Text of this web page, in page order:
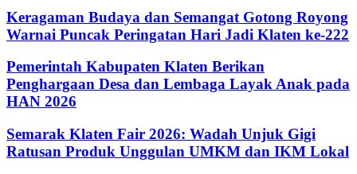
Keragaman Budaya dan Semangat Gotong Royong
Warnai Puncak Peringatan Hari Jadi Klaten ke-222
Pemerintah Kabupaten Klaten Berikan
Penghargaan Desa dan Lembaga Layak Anak pada
HAN 2026
Semarak Klaten Fair 2026: Wadah Unjuk Gigi
Ratusan Produk Unggulan UMKM dan IKM Lokal